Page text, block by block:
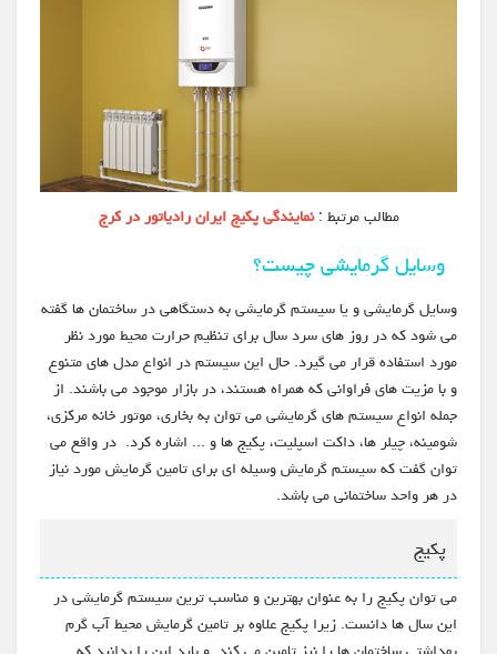
مطالب مرتبط :نمایندگی پکیج ایران رادیاتور در کرج
وسایل گرمایشی چیست؟
وسایل گرمایشی و یا سیستم گرمایشی به دستگاهی در ساختمان ها گفته
می شود که در روز های سرد سال برای تنظیم حرارت محیط مورد نظر
مورد استفاده قرار می گیرد. حال این سیستم در انواع مدل های متنوع
و با مزیت های فراوانی که همراه هستند، در بازار موجود می باشند. از
جمله انواع سیستم های گرمایشی می توان به بخاری، موتور خانه مرکزی،
شومینه، چیلر ها، داکت اسپلیت، پکیج ها و ... اشاره کرد. در واقع می
توان گفت که سیستم گرمایش وسیله ای برای تامین گرمایش مورد نیاز
در هر واحد ساختمانی می باشد.
پکیج
می توان پکیج را به عنوان بهترین و مناسب ترین سیستم گرمایشی در
این سال ها دانست. زیرا پکیج علاوه بر تامین گرمایش محیط آب گرم